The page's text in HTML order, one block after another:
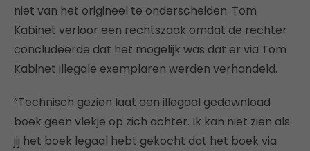
niet van het origineel te onderscheiden. Tom
Kabinet verloor een rechtszaak omdat de rechter
concludeerde dat het mogelijk was dat er via Tom
Kabinet illegale exemplaren werden verhandeld.
“Technisch gezien laat een illegaal gedownload
boek geen vlekje op zich achter. Ik kan niet zien als
jij het boek legaal hebt gekocht dat het boek via